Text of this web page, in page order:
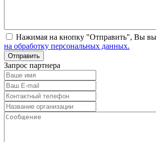
Нажимая на кнопку "Отправить", Вы
на обработку персональных данных.
Запрос партнера